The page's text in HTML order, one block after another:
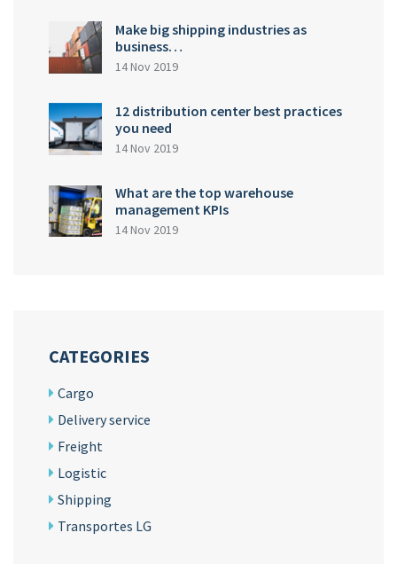
Make big shipping industries as
business…
14 Nov 2019
12 distribution center best practices
you need
14 Nov 2019
What are the top warehouse
management KPIs
14 Nov 2019
CATEGORIES
Cargo
Delivery service
Freight
Logistic
Shipping
Transportes LG